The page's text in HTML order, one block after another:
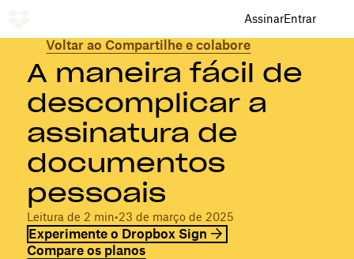
AssinarEntrar
Voltar ao Compartilhe e colabore
A maneira fácil de
descomplicar a
assinatura de
documentos
pessoais
Leitura de 2 min•23 de março de 2025
Experimente o Dropbox Sign
Compare os planos